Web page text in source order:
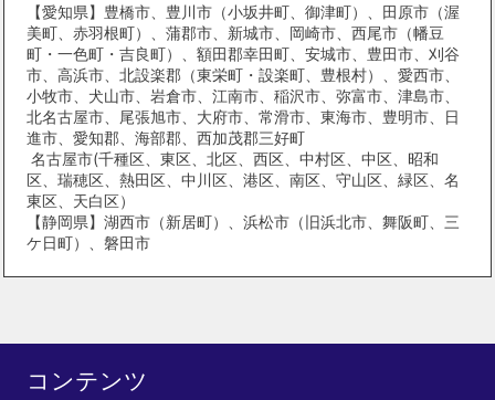
【愛知県】豊橋市、豊川市（小坂井町、御津町）、田原市（渥
美町、赤羽根町）、蒲郡市、新城市、岡崎市、西尾市（幡豆
町・一色町・吉良町）、額田郡幸田町、安城市、豊田市、刈谷
市、高浜市、北設楽郡（東栄町・設楽町、豊根村）、愛西市、
小牧市、犬山市、岩倉市、江南市、稲沢市、弥富市、津島市、
北名古屋市、尾張旭市、大府市、常滑市、東海市、豊明市、日
進市、愛知郡、海部郡、西加茂郡三好町
名古屋市(千種区、東区、北区、西区、中村区、中区、昭和
区、瑞穂区、熱田区、中川区、港区、南区、守山区、緑区、名
東区、天白区）
【静岡県】湖西市（新居町）、浜松市（旧浜北市、舞阪町、三
ケ日町）、磐田市
コンテンツ